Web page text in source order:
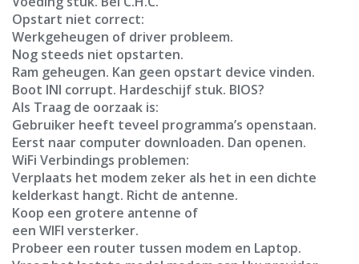
Opstart niet correct:
Werkgeheugen of driver probleem.
Nog steeds niet opstarten.
Ram geheugen. Kan geen opstart device vinden.
Boot INI corrupt. Hardeschijf stuk. BIOS?
Als Traag de oorzaak is:
Gebruiker heeft teveel programma’s openstaan.
Eerst naar computer downloaden. Dan openen.
WiFi Verbindings problemen:
Verplaats het modem zeker als het in een dichte
kelderkast hangt. Richt de antenne.
Koop een grotere antenne of
een WIFI versterker.
Probeer een router tussen modem en Laptop.